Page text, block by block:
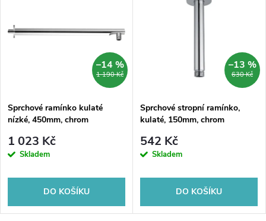
1 190 Kč
–14 %
Sprchové ramínko kulaté
nízké, 450mm, chrom
1 023 Kč
Skladem
DO KOŠÍKU
630 Kč
–13 %
Sprchové stropní ramínko,
kulaté, 150mm, chrom
542 Kč
Skladem
DO KOŠÍKU